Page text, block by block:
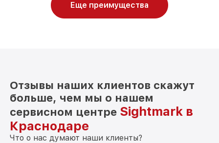
Еще преимущества
Отзывы наших клиентов скажут
больше, чем мы о нашем
сервисном центре Sightmark в
Краснодаре
Что о нас думают наши клиенты?